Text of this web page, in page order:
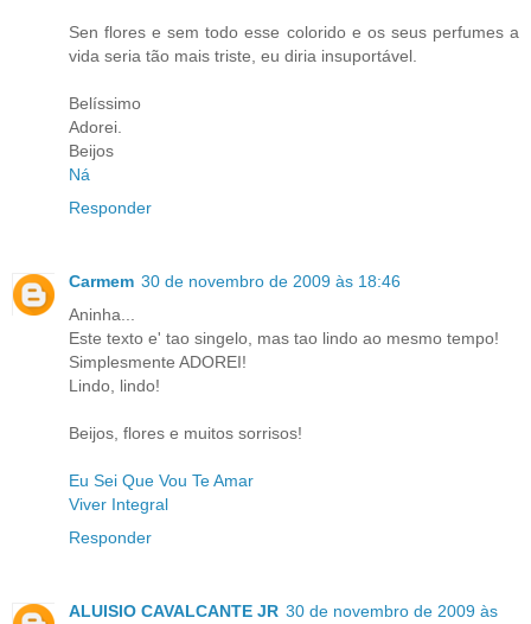
Sen flores e sem todo esse colorido e os seus perfumes a
vida seria tão mais triste, eu diria insuportável.
Belíssimo
Adorei.
Beijos
Ná
Responder
Carmem 30 de novembro de 2009 às 18:46
Aninha...
Este texto e' tao singelo, mas tao lindo ao mesmo tempo!
Simplesmente ADOREI!
Lindo, lindo!
Beijos, flores e muitos sorrisos!
Eu Sei Que Vou Te Amar
Viver Integral
Responder
ALUISIO CAVALCANTE JR 30 de novembro de 2009 às